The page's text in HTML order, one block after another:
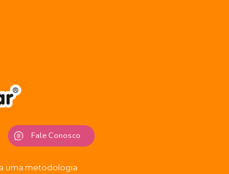
Fale Conosco
uma metodologia